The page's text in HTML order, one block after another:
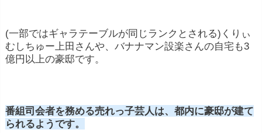
(一部ではギャラテーブルが同じランクとされる) くりぃ
むしちゅー上田さんや、バナナマン設楽さんの自宅も3
億円以上の豪邸です。
番組司会者を務める売れっ子芸人は、都内に豪邸が建て
られるようです。